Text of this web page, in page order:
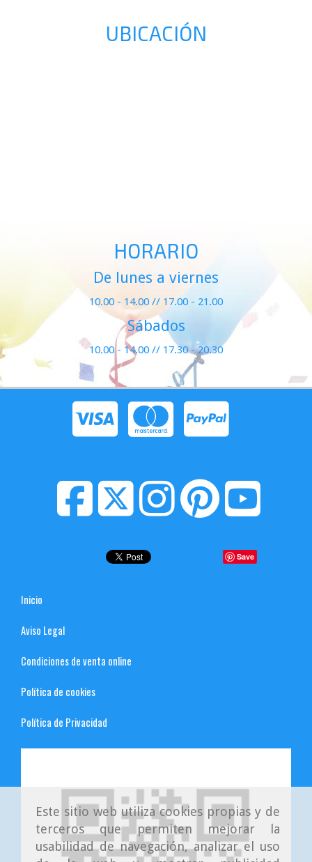
Este sitio web utiliza cookies propias y de
terceros que permiten mejorar la
usabilidad de navegación, analizar el uso
UBICACIÓN
HORARIO
De lunes a viernes
10.00 - 14.00 // 17.00 - 21.00
Sábados
10.00 - 14.00 // 17.30 - 20.30
Save
Inicio
Aviso Legal
Condiciones de venta online
Política de cookies
Política de Privacidad